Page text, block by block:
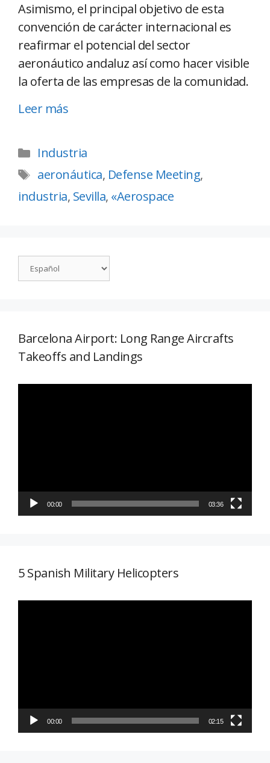
Asimismo, el principal objetivo de esta
convención de carácter internacional es
reafirmar el potencial del sector
aeronáutico andaluz así como hacer visible
la oferta de las empresas de la comunidad.
Leer más
Industria
aeronáutica, Defense Meeting,
industria, Sevilla, «Aerospace
Barcelona Airport: Long Range Aircrafts
Takeoffs and Landings
00:00 03:36
5 Spanish Military Helicopters
00:00 02:15